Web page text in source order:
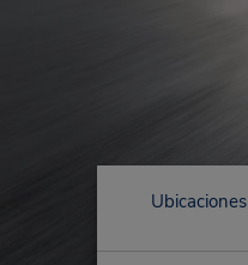
Ubicaciones